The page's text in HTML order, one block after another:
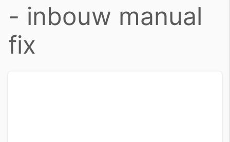
- inbouw manual
fix